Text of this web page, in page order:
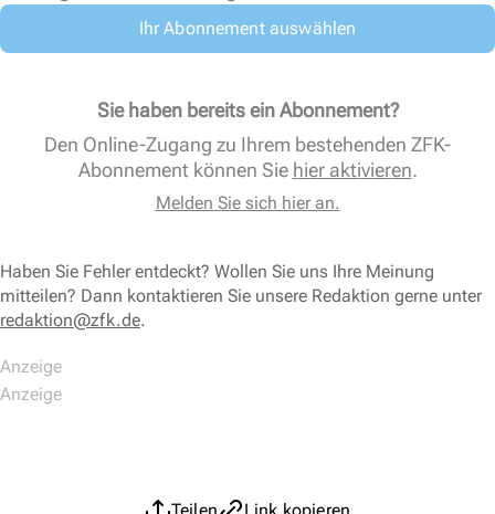
Ihr Abonnement auswählen
Sie haben bereits ein Abonnement?
Den Online-Zugang zu Ihrem bestehenden ZFK-
Abonnement können Sie hier aktivieren.
Melden Sie sich hier an.
Haben Sie Fehler entdeckt? Wollen Sie uns Ihre Meinung
mitteilen? Dann kontaktieren Sie unsere Redaktion gerne unter
redaktion@zfk.de.